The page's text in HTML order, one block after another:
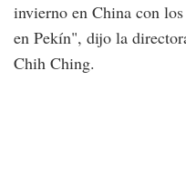
invierno en China con
en Pekín", dijo la
Chih Ching.